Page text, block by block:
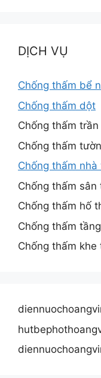
DỊCH VỤ
Chống thấm bể
Chống thấm dột
Chống thấm trần
Chống thấm
Chống thấm nhà
Chống thấm sân
Chống thấm hố
Chống thấm
Chống thấm khe